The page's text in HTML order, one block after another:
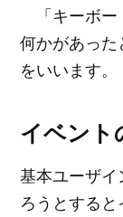
「キーボー
何かがあっ
をいいます。
イベント
基本ユーザ
ろうとする